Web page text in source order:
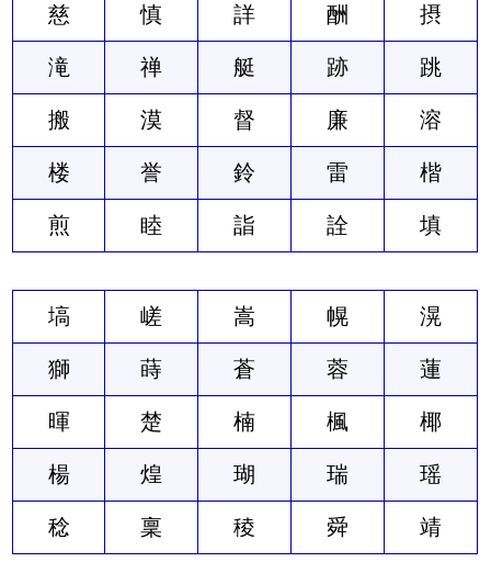
慈 慎 詳 酬 摂
滝 禅 艇 跡 跳
搬 漠 督 廉 溶
楼 誉 鈴 雷 楷
煎 睦 詣 詮 填
塙 嵯 嵩 幌 滉
獅 蒔 蒼 蓉 蓮
暉 楚 楠 楓 椰
楊 煌 瑚 瑞 瑶
稔 稟 稜 舜 靖